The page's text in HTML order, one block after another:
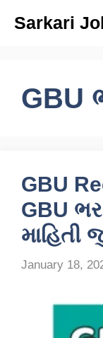
Sarkari
GBU
GBU
GBU
January 18,